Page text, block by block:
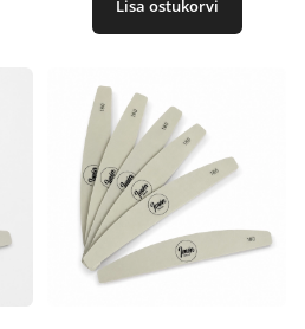
Lisa ostukorvi